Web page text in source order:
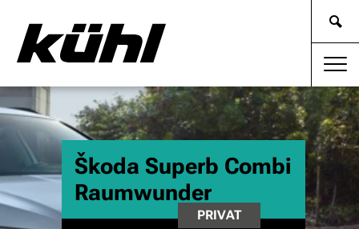
Škoda Superb Combi
Raumwunder
PRIVAT